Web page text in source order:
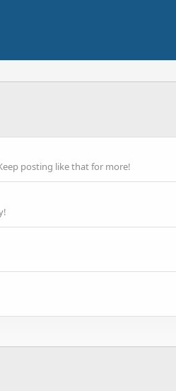
posting like that for more!